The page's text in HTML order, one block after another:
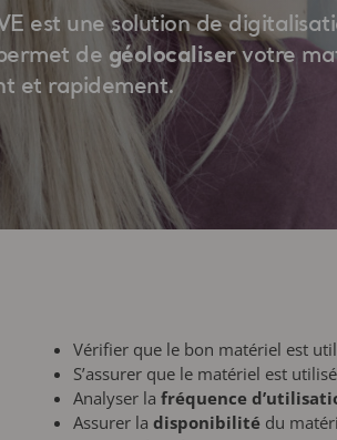
est une solution de
de géolocaliservotre
et rapidement.
Vérifier que le bon matériel est
S’assurer que le matériel est
Analyser la fréquence
Assurer la disponibilité du